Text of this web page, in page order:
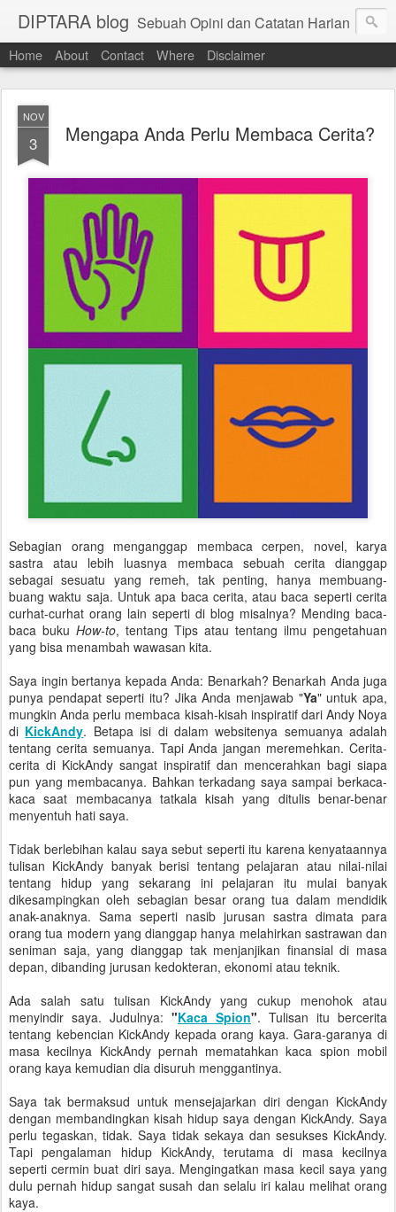
DIPTARA blog Sebuah Opini dan Catatan Harian
Home About Contact Where Disclaimer
NOV
3 Mengapa Anda Perlu Membaca Cerita?
Sebagian orang menganggap membaca cerpen, novel, karya
sastra atau lebih luasnya membaca sebuah cerita dianggap
sebagai sesuatu yang remeh, tak penting, hanya membuang-
buang waktu saja. Untuk apa baca cerita, atau baca seperti cerita
curhat-curhat orang lain seperti di blog misalnya? Mending baca-
baca buku How-to, tentang Tips atau tentang ilmu pengetahuan
yang bisa menambah wawasan kita.
Saya ingin bertanya kepada Anda: Benarkah? Benarkah Anda juga
punya pendapat seperti itu? Jika Anda menjawab "Ya" untuk apa,
mungkin Anda perlu membaca kisah-kisah inspiratif dari Andy Noya
di KickAndy. Betapa isi di dalam websitenya semuanya adalah
tentang cerita semuanya. Tapi Anda jangan meremehkan. Cerita-
cerita di KickAndy sangat inspiratif dan mencerahkan bagi siapa
pun yang membacanya. Bahkan terkadang saya sampai berkaca-
kaca saat membacanya tatkala kisah yang ditulis benar-benar
menyentuh hati saya.
Tidak berlebihan kalau saya sebut seperti itu karena kenyataannya
tulisan KickAndy banyak berisi tentang pelajaran atau nilai-nilai
tentang hidup yang sekarang ini pelajaran itu mulai banyak
dikesampingkan oleh sebagian besar orang tua dalam mendidik
anak-anaknya. Sama seperti nasib jurusan sastra dimata para
orang tua modern yang dianggap hanya melahirkan sastrawan dan
seniman saja, yang dianggap tak menjanjikan finansial di masa
depan, dibanding jurusan kedokteran, ekonomi atau teknik.
Ada salah satu tulisan KickAndy yang cukup menohok atau
menyindir saya. Judulnya: "Kaca Spion". Tulisan itu bercerita
tentang kebencian KickAndy kepada orang kaya. Gara-garanya di
masa kecilnya KickAndy pernah mematahkan kaca spion mobil
orang kaya kemudian dia disuruh menggantinya.
Saya tak bermaksud untuk mensejajarkan diri dengan KickAndy
dengan membandingkan kisah hidup saya dengan KickAndy. Saya
perlu tegaskan, tidak. Saya tidak sekaya dan sesukses KickAndy.
Tapi pengalaman hidup KickAndy, terutama di masa kecilnya
seperti cermin buat diri saya. Mengingatkan masa kecil saya yang
dulu pernah hidup sangat susah dan selalu iri kalau melihat orang
kaya.